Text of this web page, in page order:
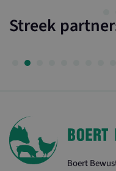
Streek
Boert